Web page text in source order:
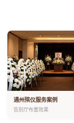
通州殡仪服务案例
告别厅布置效果